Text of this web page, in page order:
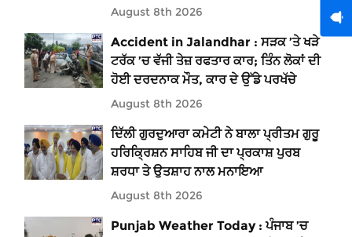
August 8th 2026
Accident in Jalandhar : ਸੜਕ ’ਤੇ ਖੜੇ
ਟਰੱਕ ’ਚ ਵੱਜੀ ਤੇਜ਼ ਰਫਤਾਰ ਕਾਰ; ਤਿੰਨ ਲੋਕਾਂ ਦੀ
ਹੋਈ ਦਰਦਨਾਕ ਮੌਤ, ਕਾਰ ਦੇ ਉੱਡੇ ਪਰਖੱਚੇ
August 8th 2026
ਦਿੱਲੀ ਗੁਰਦੁਆਰਾ ਕਮੇਟੀ ਨੇ ਬਾਲਾ ਪ੍ਰੀਤਮ ਗੁਰੂ
ਹਰਿਕ੍ਰਿਸ਼ਨ ਸਾਹਿਬ ਜੀ ਦਾ ਪ੍ਰਕਾਸ਼ ਪੁਰਬ
ਸ਼ਰਧਾ ਤੇ ਉਤਸ਼ਾਹ ਨਾਲ ਮਨਾਇਆ
August 8th 2026
Punjab Weather Today : ਪੰਜਾਬ ’ਚ